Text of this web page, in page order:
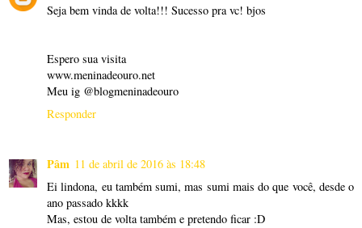
Seja bem vinda de volta!!! Sucesso pra vc! bjos
Espero sua visita
www.meninadeouro.net
Meu ig @blogmeninadeouro
Responder
Pâm 11 de abril de 2016 às 18:48
Ei lindona, eu também sumi, mas sumi mais do que você, desde o
ano passado kkkk
Mas, estou de volta também e pretendo ficar :D